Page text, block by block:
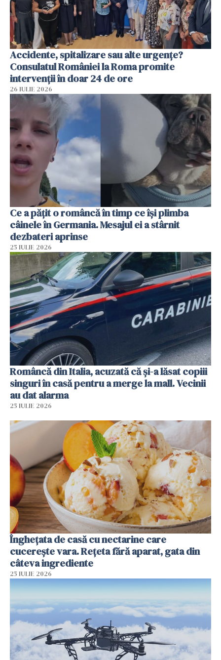
Accidente, spitalizare sau alte urgențe?
Consulatul României la Roma promite
intervenții în doar 24 de ore
26 IULIE 2026
Ce a pățit o româncă în timp ce își plimba
câinele în Germania. Mesajul ei a stârnit
dezbateri aprinse
25 IULIE 2026
Româncă din Italia, acuzată că și-a lăsat copiii
singuri în casă pentru a merge la mall. Vecinii
au dat alarma
25 IULIE 2026
Înghețata de casă cu nectarine care
cucerește vara. Rețeta fără aparat, gata din
câteva ingrediente
25 IULIE 2026